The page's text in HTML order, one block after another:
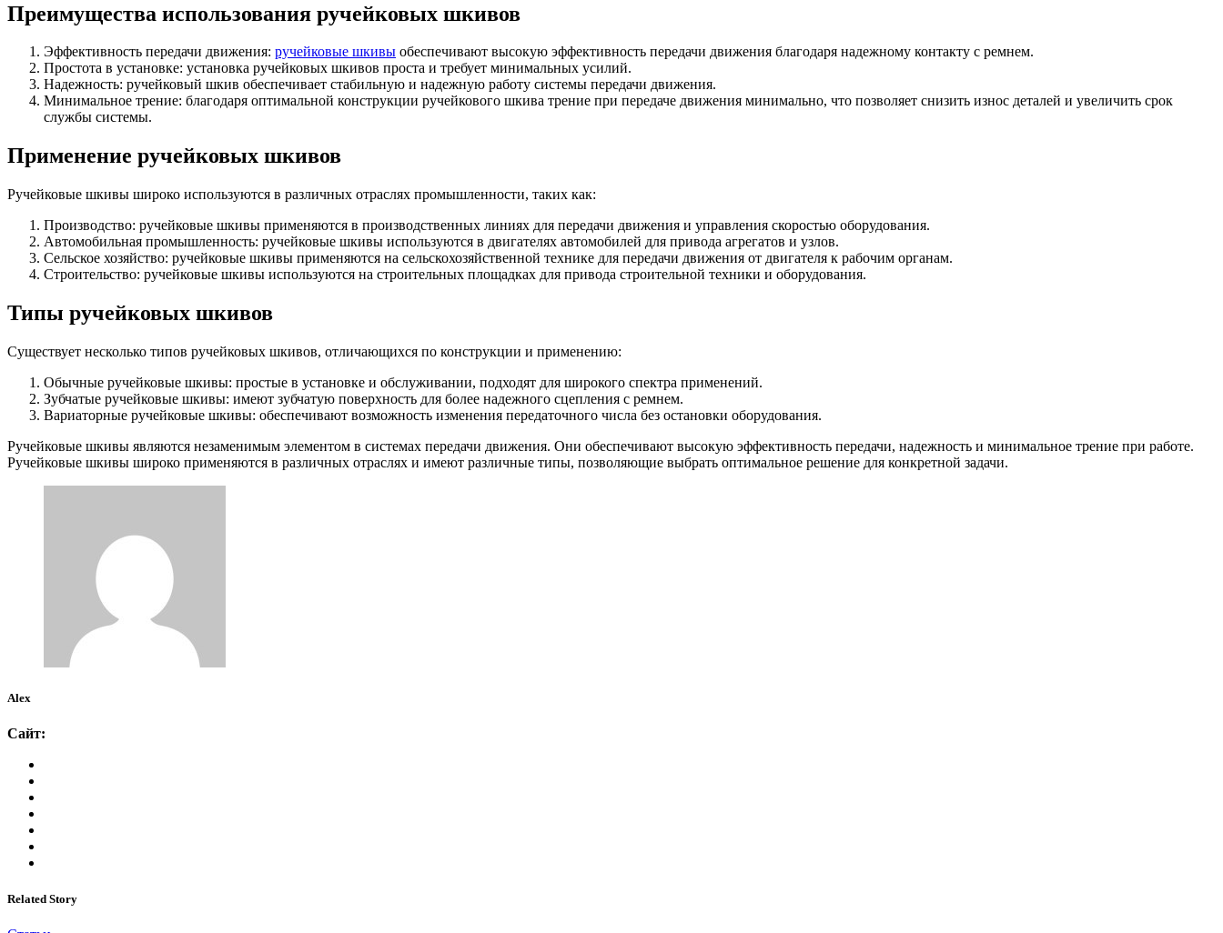
Преимущества использования ручейковых шкивов
Эффективность передачи движения: ручейковые шкивы обеспечивают высокую эффективность передачи движения благодаря надежному контакту с ремнем.
Простота в установке: установка ручейковых шкивов проста и требует минимальных усилий.
Надежность: ручейковый шкив обеспечивает стабильную и надежную работу системы передачи движения.
Минимальное трение: благодаря оптимальной конструкции ручейкового шкива трение при передаче движения минимально, что позволяет снизить износ деталей и увеличить срок
службы системы.
Применение ручейковых шкивов
Ручейковые шкивы широко используются в различных отраслях промышленности, таких как:
Производство: ручейковые шкивы применяются в производственных линиях для передачи движения и управления скоростью оборудования.
Автомобильная промышленность: ручейковые шкивы используются в двигателях автомобилей для привода агрегатов и узлов.
Сельское хозяйство: ручейковые шкивы применяются на сельскохозяйственной технике для передачи движения от двигателя к рабочим органам.
Строительство: ручейковые шкивы используются на строительных площадках для привода строительной техники и оборудования.
Типы ручейковых шкивов
Существует несколько типов ручейковых шкивов, отличающихся по конструкции и применению:
Обычные ручейковые шкивы: простые в установке и обслуживании, подходят для широкого спектра применений.
Зубчатые ручейковые шкивы: имеют зубчатую поверхность для более надежного сцепления с ремнем.
Вариаторные ручейковые шкивы: обеспечивают возможность изменения передаточного числа без остановки оборудования.
Ручейковые шкивы являются незаменимым элементом в системах передачи движения. Они обеспечивают высокую эффективность передачи, надежность и минимальное трение при работе.
Ручейковые шкивы широко применяются в различных отраслях и имеют различные типы, позволяющие выбрать оптимальное решение для конкретной задачи.
Alex
Сайт:
Related Story